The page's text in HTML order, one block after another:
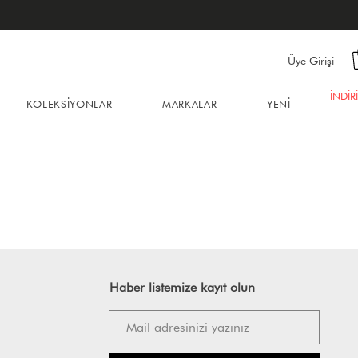
Üye Girişi
KOLEKSİYONLAR MARKALAR YENİ
Haber listemize kayıt olun